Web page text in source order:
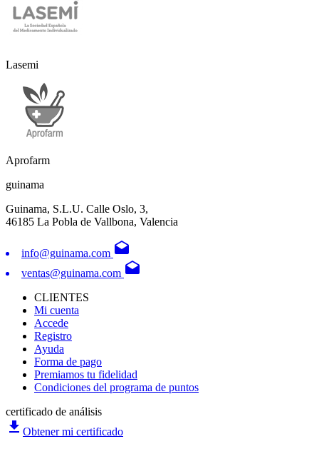
Lasemi
Aprofarm
guinama
Guinama, S.L.U. Calle Oslo, 3,
46185 La Pobla de Vallbona, Valencia
info@guinama.com drafts
ventas@guinama.com drafts
CLIENTES
Mi cuenta
Accede
Registro
Ayuda
Forma de pago
Premiamos tu fidelidad
Condiciones del programa de puntos
certificado de análisis
file_download Obtener mi certificado